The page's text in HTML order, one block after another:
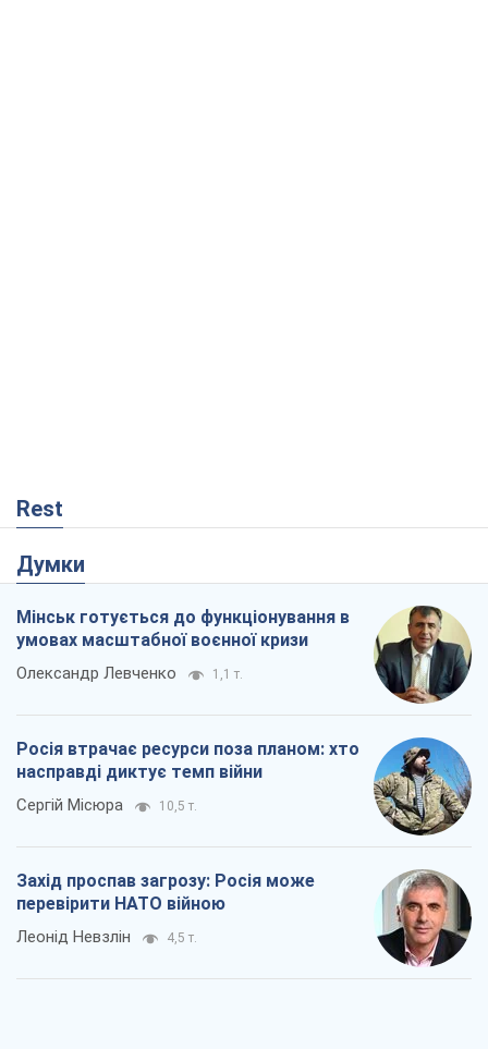
Rest
Думки
Мінськ готується до функціонування в
умовах масштабної воєнної кризи
Олександр Левченко 1,1 т.
Росія втрачає ресурси поза планом: хто
насправді диктує темп війни
Сергій Місюра 10,5 т.
Захід проспав загрозу: Росія може
перевірити НАТО війною
Леонід Невзлін 4,5 т.